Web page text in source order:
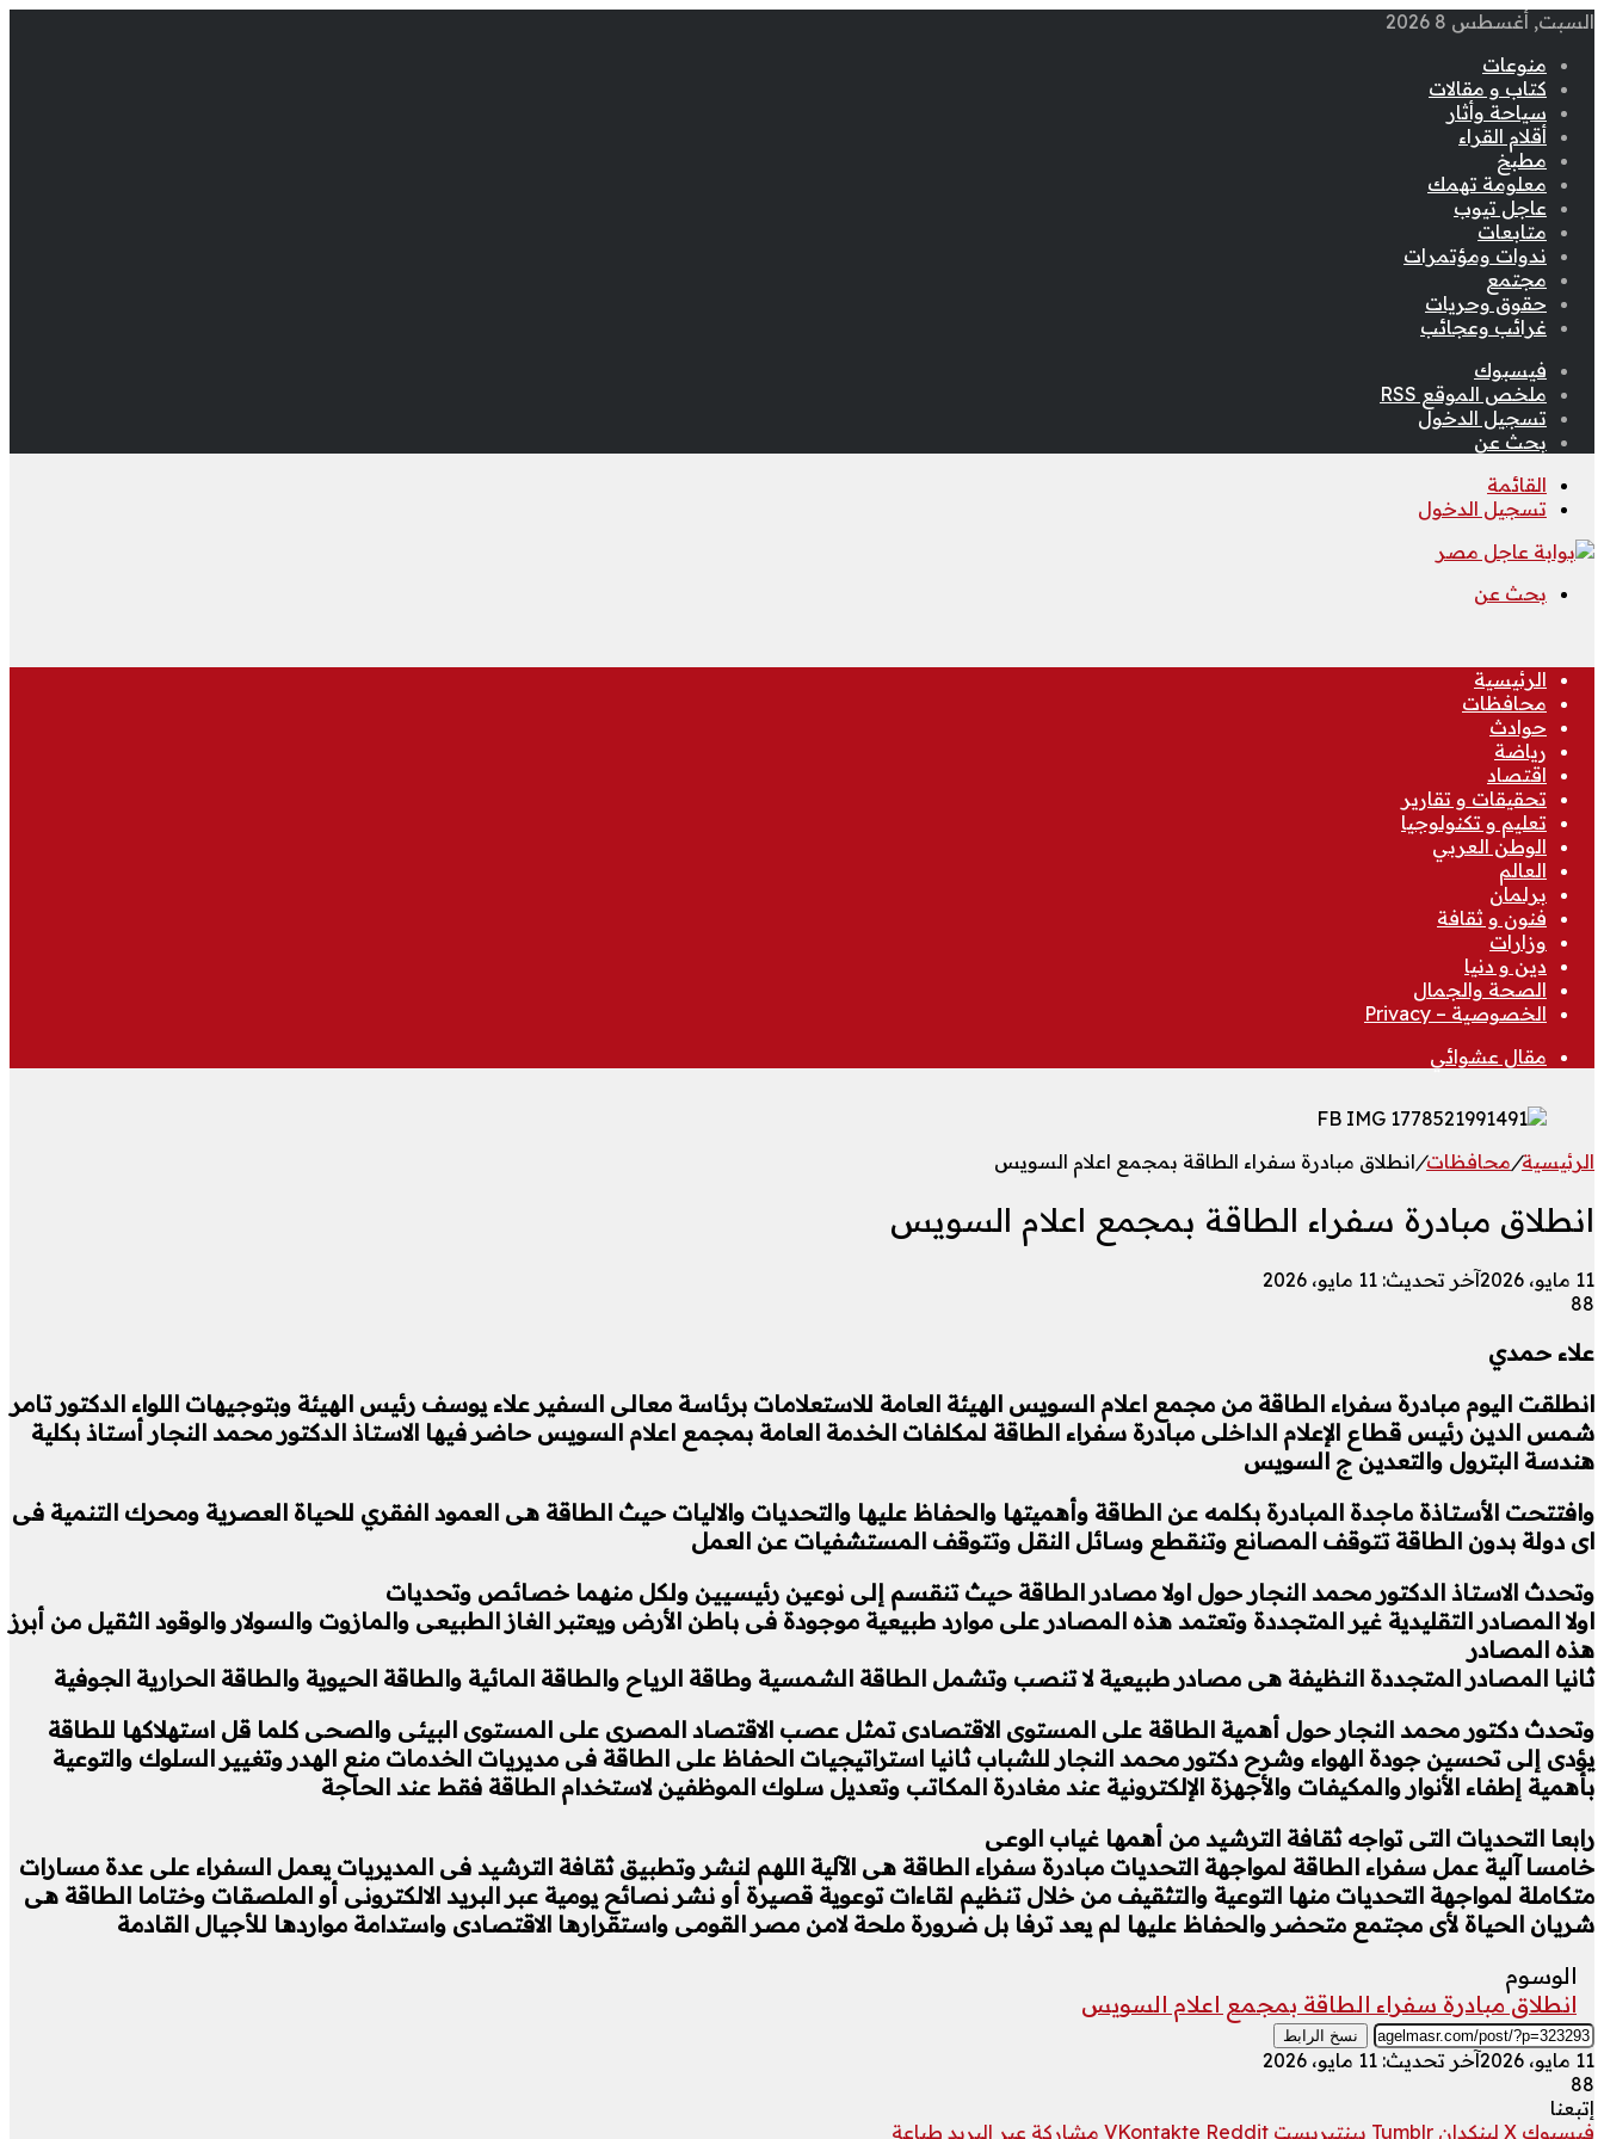
السبت, أغسطس 8 2026
منوعات
كتاب و مقالات
سياحة وأثار
أقلام القراء
مطبخ
معلومة تهمك
عاجل تيوب
متابعات
ندوات ومؤتمرات
مجتمع
حقوق وحريات
غرائب وعجائب
فيسبوك
ملخص الموقع RSS
تسجيل الدخول
بحث عن
القائمة
تسجيل الدخول
بحث عن
الرئيسية
محافظات
حوادث
رياضة
اقتصاد
تحقيقات و تقارير
تعليم و تكنولوجيا
الوطن العربي
العالم
برلمان
فنون و ثقافة
وزارات
دين و دنيا
الصحة والجمال
الخصوصية – Privacy
مقال عشوائي
الرئيسية/محافظات/انطلاق مبادرة سفراء الطاقة بمجمع اعلام السويس
انطلاق مبادرة سفراء الطاقة بمجمع اعلام السويس
11 مايو، 2026
آخر تحديث: 11 مايو، 2026
88
علاء حمدي
انطلقت اليوم مبادرة سفراء الطاقة من مجمع اعلام السويس الهيئة العامة للاستعلامات برئاسة معالى السفير علاء يوسف رئيس الهيئة وبتوجيهات اللواء الدكتور تامر
شمس الدين رئيس قطاع الإعلام الداخلى مبادرة سفراء الطاقة لمكلفات الخدمة العامة بمجمع اعلام السويس حاضر فيها الاستاذ الدكتور محمد النجار أستاذ بكلية
هندسة البترول والتعدين ج السويس
وافتتحت الأستاذة ماجدة المبادرة بكلمه عن الطاقة وأهميتها والحفاظ عليها والتحديات والاليات حيث الطاقة هى العمود الفقري للحياة العصرية ومحرك التنمية فى
اى دولة بدون الطاقة تتوقف المصانع وتنقطع وسائل النقل وتتوقف المستشفيات عن العمل
وتحدث الاستاذ الدكتور محمد النجار حول اولا مصادر الطاقة حيث تنقسم إلى نوعين رئيسيين ولكل منهما خصائص وتحديات
اولا المصادر التقليدية غير المتجددة وتعتمد هذه المصادر على موارد طبيعية موجودة فى باطن الأرض ويعتبر الغاز الطبيعى والمازوت والسولار والوقود الثقيل من أبرز
هذه المصادر
ثانيا المصادر المتجددة النظيفة هى مصادر طبيعية لا تنصب وتشمل الطاقة الشمسية وطاقة الرياح والطاقة المائية والطاقة الحيوية والطاقة الحرارية الجوفية
وتحدث دكتور محمد النجار حول أهمية الطاقة على المستوى الاقتصادى تمثل عصب الاقتصاد المصرى على المستوى البيئى والصحى كلما قل استهلاكها للطاقة
يؤدى إلى تحسين جودة الهواء وشرح دكتور محمد النجار للشباب ثانيا استراتيجيات الحفاظ على الطاقة فى مديريات الخدمات منع الهدر وتغيير السلوك والتوعية
بأهمية إطفاء الأنوار والمكيفات والأجهزة الإلكترونية عند مغادرة المكاتب وتعديل سلوك الموظفين لاستخدام الطاقة فقط عند الحاجة
رابعا التحديات التى تواجه ثقافة الترشيد من أهمها غياب الوعى
خامسا آلية عمل سفراء الطاقة لمواجهة التحديات مبادرة سفراء الطاقة هى الآلية اللهم لنشر وتطبيق ثقافة الترشيد فى المديريات يعمل السفراء على عدة مسارات
متكاملة لمواجهة التحديات منها التوعية والتثقيف من خلال تنظيم لقاءات توعوية قصيرة أو نشر نصائح يومية عبر البريد الالكترونى أو الملصقات وختاما الطاقة هى
شريان الحياة لأى مجتمع متحضر والحفاظ عليها لم يعد ترفا بل ضرورة ملحة لامن مصر القومى واستقرارها الاقتصادى واستدامة مواردها للأجيال القادمة
الوسوم
انطلاق مبادرة سفراء الطاقة بمجمع اعلام السويس
نسخ الرابط
11 مايو، 2026
آخر تحديث: 11 مايو، 2026
88
إتبعنا
فيسبوك ‫X لينكدإن بينتيريست مشاركة عبر البريد طباعة